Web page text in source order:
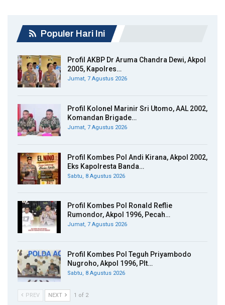
Populer Hari Ini
Profil AKBP Dr Aruma Chandra Dewi, Akpol
2005, Kapolres…
Jumat, 7 Agustus 2026
Profil Kolonel Marinir Sri Utomo, AAL 2002,
Komandan Brigade…
Jumat, 7 Agustus 2026
Profil Kombes Pol Andi Kirana, Akpol 2002,
Eks Kapolresta Banda…
Sabtu, 8 Agustus 2026
Profil Kombes Pol Ronald Reflie
Rumondor, Akpol 1996, Pecah…
Jumat, 7 Agustus 2026
Profil Kombes Pol Teguh Priyambodo
Nugroho, Akpol 1996, Plt…
Sabtu, 8 Agustus 2026
PREV NEXT 1 of 2